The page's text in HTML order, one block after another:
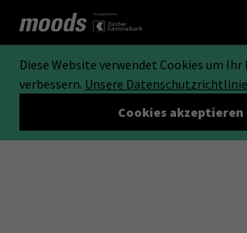
Diese Website verwendet Cookies um Ihr
verbessern. Unsere
Cookies akzeptieren